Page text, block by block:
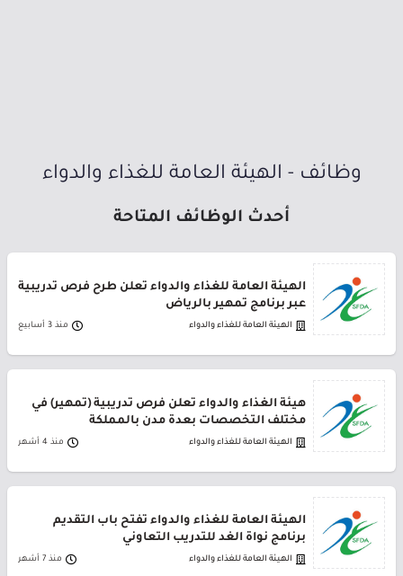
وظائف - الهيئة العامة للغذاء والدواء
أحدث الوظائف المتاحة
الهيئة العامة للغذاء والدواء تعلن طرح فرص تدريبية
عبر برنامج تمهير بالرياض
الهيئة العامة للغذاء والدواء منذ 3 أسابيع
هيئة الغذاء والدواء تعلن فرص تدريبية (تمهير) في
مختلف التخصصات بعدة مدن بالمملكة
الهيئة العامة للغذاء والدواء منذ 4 أشهر
الهيئة العامة للغذاء والدواء تفتح باب التقديم
برنامج نواة الغد للتدريب التعاوني
الهيئة العامة للغذاء والدواء منذ 7 أشهر